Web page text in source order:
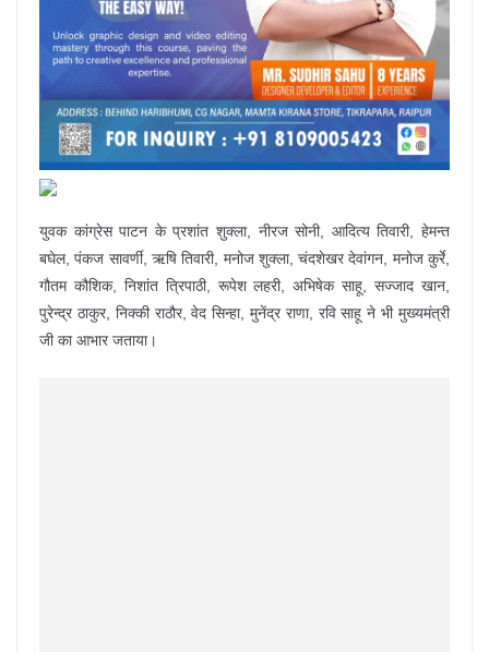
युवक कांग्रेस पाटन के प्रशांत शुक्ला, नीरज सोनी, आदित्य तिवारी, हेमन्त
बघेल, पंकज सावर्णी, ऋषि तिवारी, मनोज शुक्ला, चंदशेखर देवांगन, मनोज कुर्रे,
गौतम कौशिक, निशांत त्रिपाठी, रूपेश लहरी, अभिषेक साहू, सज्जाद खान,
पुरेन्द्र ठाकुर, निक्की राठौर, वेद सिन्हा, मुनेंद्र राणा, रवि साहू ने भी मुख्यमंत्री
जी का आभार जताया।